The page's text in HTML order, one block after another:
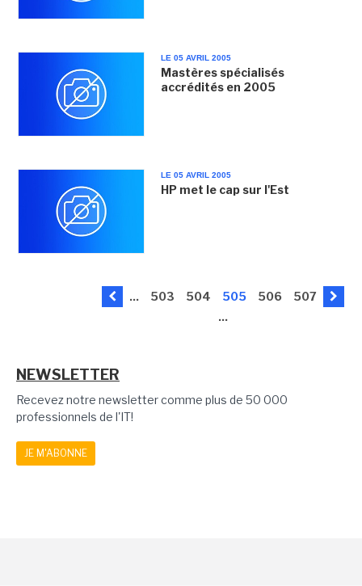
LE 05 AVRIL 2005
Mastères spécialisés
accrédités en 2005
LE 05 AVRIL 2005
HP met le cap sur l'Est
... 503 504 505 506
507
...
NEWSLETTER
Recevez notre newsletter comme plus de 50 000
professionnels de l'IT!
JE M'ABONNE